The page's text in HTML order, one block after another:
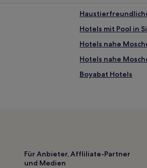
Hotels mit Pool in
Hotels nahe
Hotels nahe
Boyabat Hotels
Für Anbieter, Affliliate-Partner
und Medien